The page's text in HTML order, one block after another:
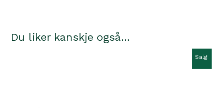
Du liker kanskje også…
Salg!